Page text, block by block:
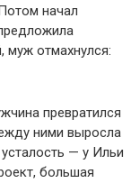
начал
муж отмахнулся:
превратился
ними выросла
— у Ильи
большая